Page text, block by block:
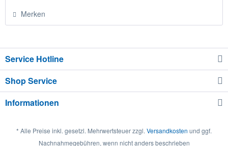
Merken
Service Hotline
Shop Service
Informationen
* Alle Preise inkl. gesetzl. Mehrwertsteuer zzgl. Versandkosten und ggf.
Nachnahmegebühren, wenn nicht anders beschrieben